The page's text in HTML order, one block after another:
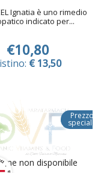
Ignatia è uno rimedio
indicato per...
€10,80
€ 13,50
non disponibile
Prezzo